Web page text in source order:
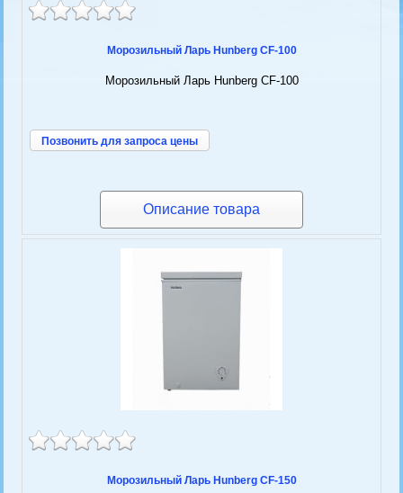
Морозильный Ларь Hunberg CF-100
Морозильный Ларь Hunberg CF-100
Позвонить для запроса цены
Описание товара
Морозильный Ларь Hunberg CF-150